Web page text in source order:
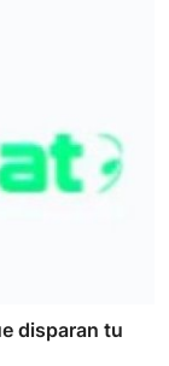
disparan tu